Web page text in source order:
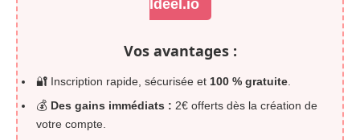
Ideel.io
Vos avantages :
🔐 Inscription rapide, sécurisée et 100 % gratuite.
💰 Des gains immédiats : 2€ offerts dès la création de
votre compte.